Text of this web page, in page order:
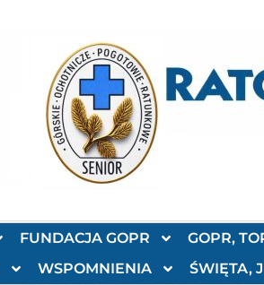
FUNDACJA GOPR GOPR,
WSPOMNIENIA ŚWIĘTA,